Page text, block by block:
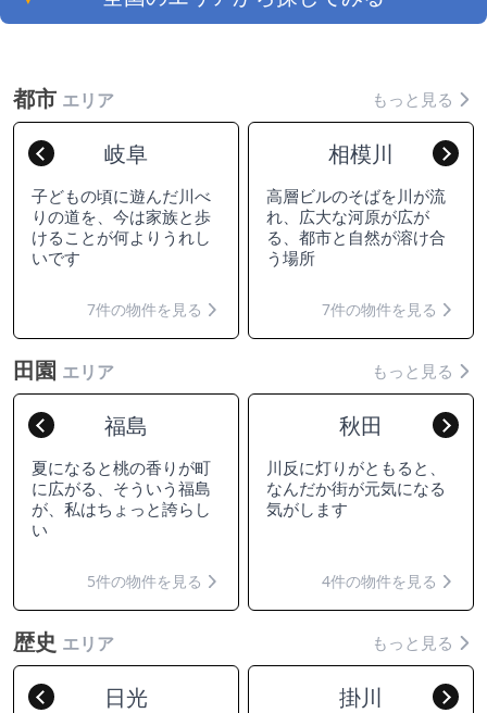
都市 エリア もっと見る
Previous岐阜
子どもの頃に遊んだ川べ
りの道を、今は家族と歩
けることが何よりうれし
いです
7件の物件を見る
相模川
高層ビルのそばを川が流
れ、広大な河原が広が
る、都市と自然が溶け合
う場所
7件の物件を見る
田園 エリア もっと見る
Previous福島
夏になると桃の香りが町
に広がる、そういう福島
が、私はちょっと誇らし
い
5件の物件を見る
秋田
川反に灯りがともると、
なんだか街が元気になる
気がします
4件の物件を見る
歴史 エリア もっと見る
Previous日光 掛川